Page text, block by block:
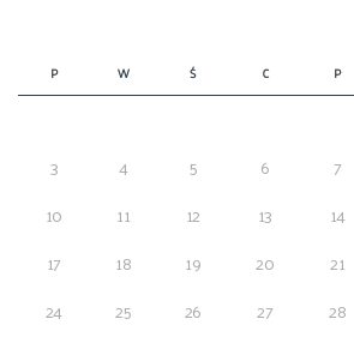
P W Ś C P
3
4 5 6 7
10
11 12 13 14
17
18 19 20 21
24
25 26 27 28